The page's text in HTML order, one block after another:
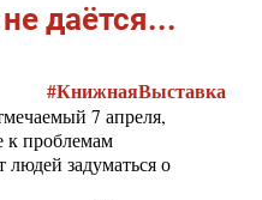
даётся...
#КнижнаяВыставка
7 апреля,
к проблемам
людей задуматься о